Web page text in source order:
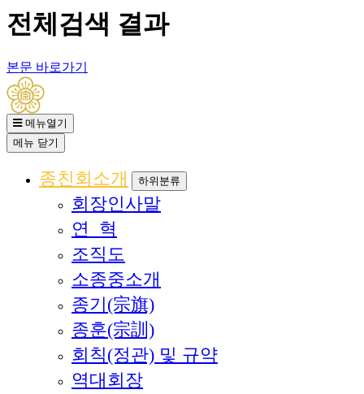
전체검색 결과
본문 바로가기
메뉴열기
메뉴 닫기
종친회소개 하위분류
회장인사말
연 혁
조직도
소종중소개
종기(宗旗)
종훈(宗訓)
회칙(정관) 및 규약
역대회장